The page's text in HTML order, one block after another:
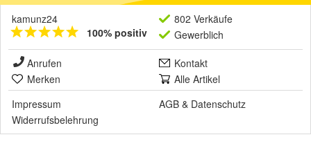
kamunz24
100% positiv
802 Verkäufe
Gewerblich
Anrufen
Kontakt
Merken
Alle Artikel
Impressum
AGB & Datenschutz
Widerrufsbelehrung